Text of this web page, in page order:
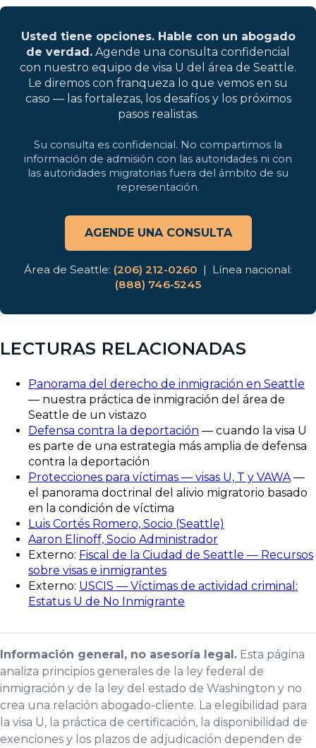
Usted tiene opciones. Hable con un abogado
de verdad. Agende una consulta confidencial
con nuestro equipo de visa U del área de Seattle.
Le diremos con franqueza lo que vemos en su
caso — las fortalezas, los desafíos y los próximos
pasos realistas.
Su consulta es confidencial. No compartimos la
información de admisión con las autoridades ni con
las autoridades migratorias fuera del ámbito de su
representación.
AGENDE UNA CONSULTA
Área de Seattle: (206) 212-0260 | Línea nacional:
(888) 746-5245
LECTURAS RELACIONADAS
Panorama del derecho de inmigración en Seattle
— nuestra práctica de inmigración del área de
Seattle de un vistazo
Defensa contra la deportación — cuando la visa U
es parte de una estrategia más amplia de defensa
contra la deportación
Protecciones para víctimas — visas U, T y VAWA —
el panorama doctrinal del alivio migratorio basado
en la condición de víctima
Luis Cortés Romero, Socio (Seattle)
Aaron Elinoff, Socio Administrador
Externo: Fiscal de la Ciudad de Seattle — Recursos
sobre visas e inmigrantes
Externo: USCIS — Víctimas de actividad criminal:
Estatus U de No Inmigrante
Información general, no asesoría legal. Esta página
analiza principios generales de la ley federal de
inmigración y de la ley del estado de Washington y no
crea una relación abogado-cliente. La elegibilidad para
la visa U, la práctica de certificación, la disponibilidad de
exenciones y los plazos de adjudicación dependen de